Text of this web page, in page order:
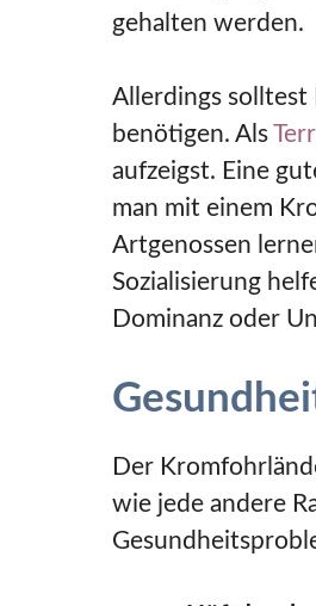
gehalten werden.
Allerdings solltest
benötigen. Als
aufzeigst. Eine
man mit einem
Artgenossen
Sozialisierung
Dominanz oder
Der
wie jede andere